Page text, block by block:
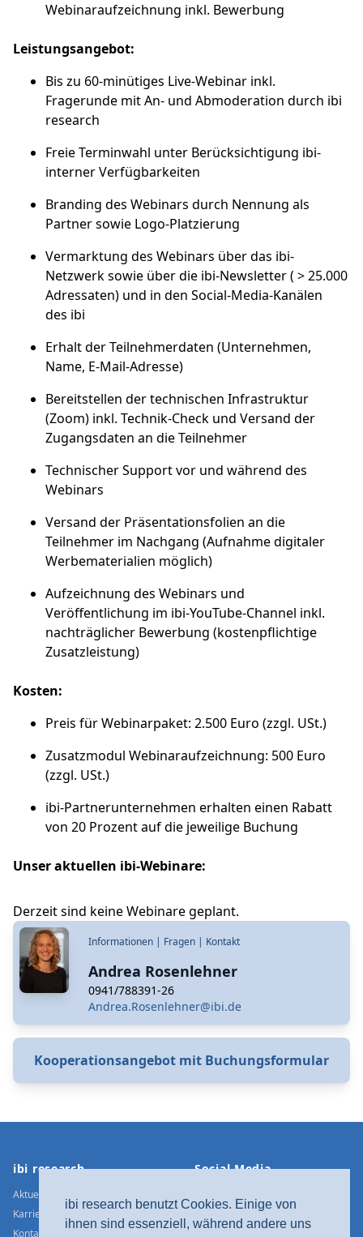
ibi research benutzt Cookies. Einige von
ihnen sind essenziell, während andere uns
Webinaraufzeichnung inkl. Bewerbung
Leistungsangebot:
Bis zu 60-minütiges Live-Webinar inkl.
Fragerunde mit An- und Abmoderation durch ibi
research
Freie Terminwahl unter Berücksichtigung ibi-
interner Verfügbarkeiten
Branding des Webinars durch Nennung als
Partner sowie Logo-Platzierung
Vermarktung des Webinars über das ibi-
Netzwerk sowie über die ibi-Newsletter ( > 25.000
Adressaten) und in den Social-Media-Kanälen
des ibi
Erhalt der Teilnehmerdaten (Unternehmen,
Name, E-Mail-Adresse)
Bereitstellen der technischen Infrastruktur
(Zoom) inkl. Technik-Check und Versand der
Zugangsdaten an die Teilnehmer
Technischer Support vor und während des
Webinars
Versand der Präsentationsfolien an die
Teilnehmer im Nachgang (Aufnahme digitaler
Werbematerialien möglich)
Aufzeichnung des Webinars und
Veröffentlichung im ibi-YouTube-Channel inkl.
nachträglicher Bewerbung (kostenpflichtige
Zusatzleistung)
Kosten:
Preis für Webinarpaket: 2.500 Euro (zzgl. USt.)
Zusatzmodul Webinaraufzeichnung: 500 Euro
(zzgl. USt.)
ibi-Partnerunternehmen erhalten einen Rabatt
von 20 Prozent auf die jeweilige Buchung
Unser aktuellen ibi-Webinare:
Derzeit sind keine Webinare geplant.
Informationen | Fragen | Kontakt
Andrea Rosenlehner
0941/788391-26
Andrea.Rosenlehner@ibi.de
Kooperationsangebot mit Buchungsformular
ibi research
Aktuelle Meldungen
Karriere
Kontakt / Anfahrt
Social Media